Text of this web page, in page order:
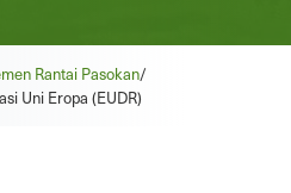
Rantai Pasokan/
Uni Eropa (EUDR)